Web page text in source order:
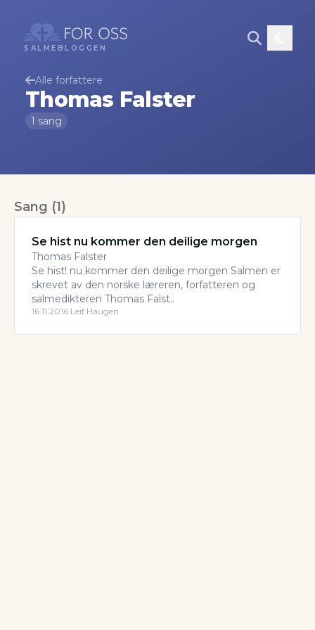
SALMEBLOGGEN
Alle forfattere
Thomas Falster
1 sang
Sang (1)
Se hist nu kommer den deilige morgen
Thomas Falster
Se hist! nu kommer den deilige morgen Salmen er
skrevet av den norske læreren, forfatteren og
salmedikteren Thomas Falst..
16.11.2016·Leif Haugen